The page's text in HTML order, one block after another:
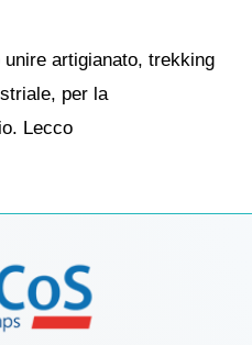
artigianato, trekking
per la
Lecco